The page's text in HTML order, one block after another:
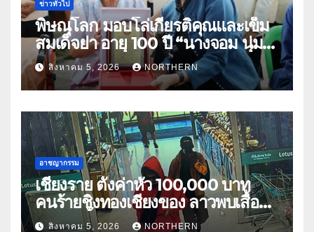
ข่าวทั่วไป
พิษณุโลก มอบโล่เกียรติคุณและเข็ม
สมเด็จย่า อายุ 100 ปี “นางจอม นุ่ม
เนตร” ตำบลบ้านกร่าง อำเภอเมือง
สิงหาคม 5, 2026 NORTHERN
อาชญากรรม
เชียงราย ตั้งค่าหัว 100,000 บาท
คนร้ายชิงทองเชียงของ ลาวพบเสื้อผ้า
คนร้ายตั้งจุดตรวจตามเส้นทาง
สิงหาคม 5, 2026 NORTHERN